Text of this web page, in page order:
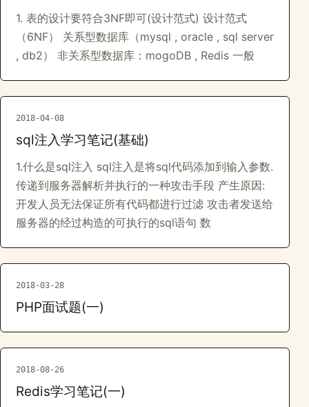
1. 表的设计要符合3NF即可(设计范式) 设计范式
（6NF） 关系型数据库（mysql , oracle , sql server
, db2） 非关系型数据库：mogoDB , Redis 一般
2018-04-08
sql注入学习笔记(基础)
1.什么是sql注入 sql注入是将sql代码添加到输入参数.
传递到服务器解析并执行的一种攻击手段 产生原因:
开发人员无法保证所有代码都进行过滤 攻击者发送给
服务器的经过构造的可执行的sql语句 数
2018-03-28
PHP面试题(一)
2018-08-26
Redis学习笔记(一)